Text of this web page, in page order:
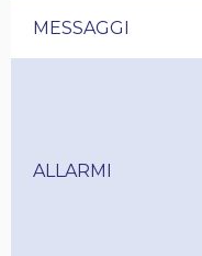
MESSAGGI
ALLARMI